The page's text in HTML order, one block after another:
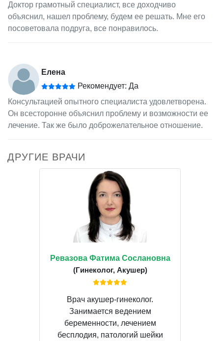
Доктор грамотный специалист, все доходчиво
объяснил, нашел проблему, будем ее решать. Мне его
посоветовала подруга, все понравилось.
Елена
Рекомендует: Да
Консультацией опытного специалиста удовлетворена.
Он всесторонне объяснил проблему и возможности ее
лечение. Так же было доброжелательное отношение.
ДРУГИЕ ВРАЧИ
Ревазова Фатима Сослановна
(Гинеколог, Акушер)
Врач акушер-гинеколог.
Занимается ведением
беременности, лечением
бесплодия, патологий шейки